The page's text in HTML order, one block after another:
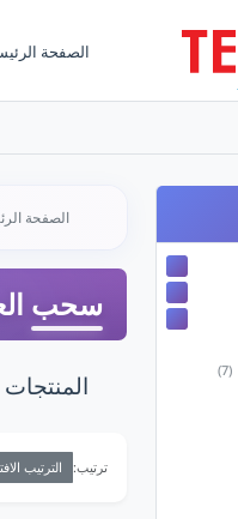
الصفحة
(7)
الصفحة
سحب
المنتجات
ترتيب: الترتيب